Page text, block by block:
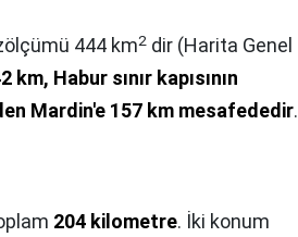
444 km2 dir (Harita Genel
Habur sınır kapısının
Mardin'e 157 km mesafededir.
204 kilometre. İki konum